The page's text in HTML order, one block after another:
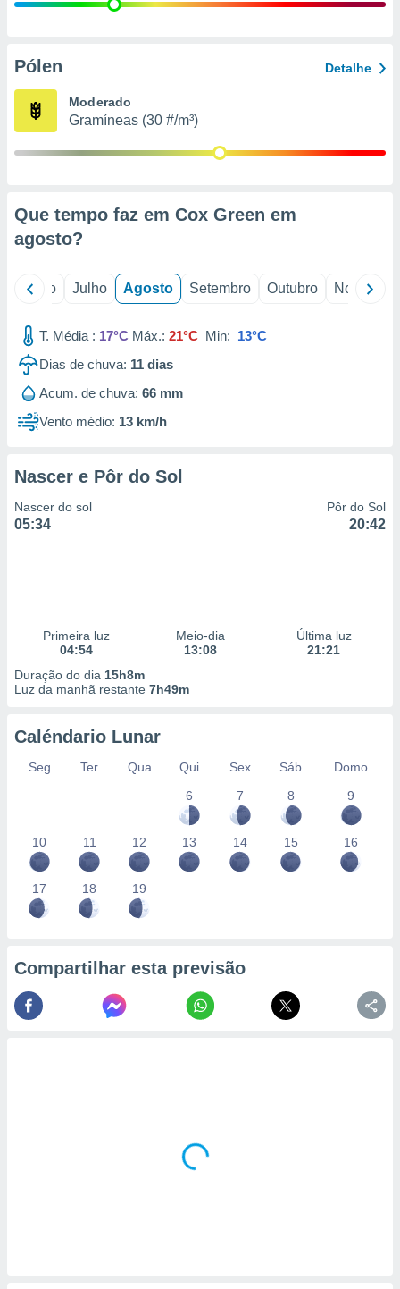
e
de
Pólen Detalhe
Moderado
Gramíneas (30 #/m³)
Que tempo faz em Cox Green em
agosto?
Junho Julho Agosto Setembro Outubro Novembro
T. Média : 17°C Máx.: 21°C Min: 13°C
Dias de chuva: 11 dias
Acum. de chuva: 66 mm
Vento médio: 13 km/h
Nascer e Pôr do Sol
Nascer do sol
05:34
Pôr do Sol
20:42
Primeira luz
04:54
Meio-dia
13:08
Última luz
21:21
Duração do dia 15h8m
Luz da manhã restante 7h49m
Caléndario Lunar
Seg Ter Qua Qui Sex Sáb
Domo
6
7 8 9
10 11 12 13 14 15 16
17 18 19
Compartilhar esta previsão